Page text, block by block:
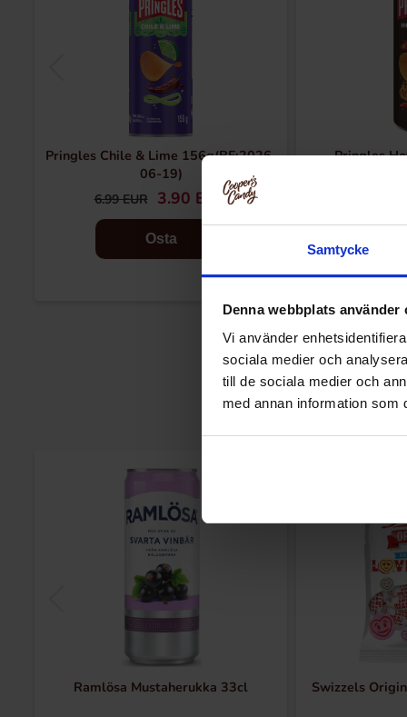
Samtycke
Denna webbplats använder
Vi använder
sociala medier och
till de sociala medier och
med annan information som
Pringles Chile & Lime 156g(BF:2026-
06-19)
6.99 EUR 3.90 EUR
Osta
Pringles
Ramlösa Mustaherukka 33cl Swizzels